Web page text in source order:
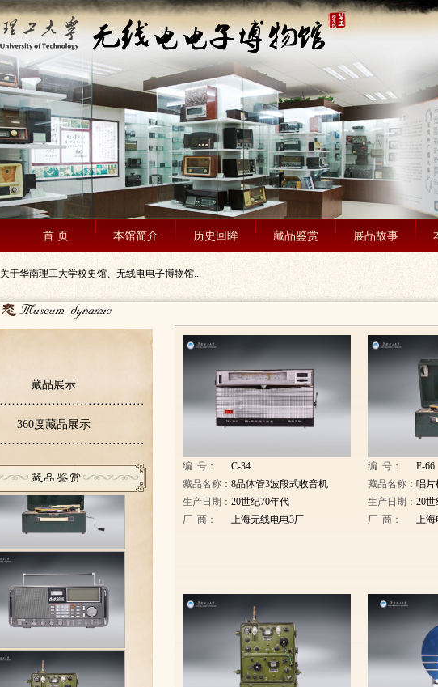
首 页 本馆简介 历史回眸 藏品鉴赏 展品故事
关于华南理工大学校史馆、无线电电子博物馆...
关于期末及寒假期间校史馆、电子博物馆、电...
关于校史馆、博物馆重新开馆的通知
藏品展示
360度藏品展示
编 号：
C-34
藏品名称：8晶体管3波段式收音机
生产日期：20世纪70年代
厂 商：
上海无线电电3厂
编 号：
F-66
藏品名称：唱片
生产日期：20世
厂 商：
上海